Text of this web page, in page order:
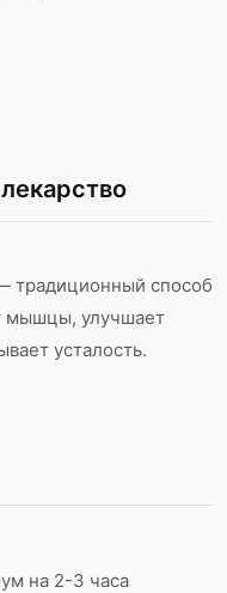
традиционный способ
мышцы, улучшает
усталость.
на 2-3 часа